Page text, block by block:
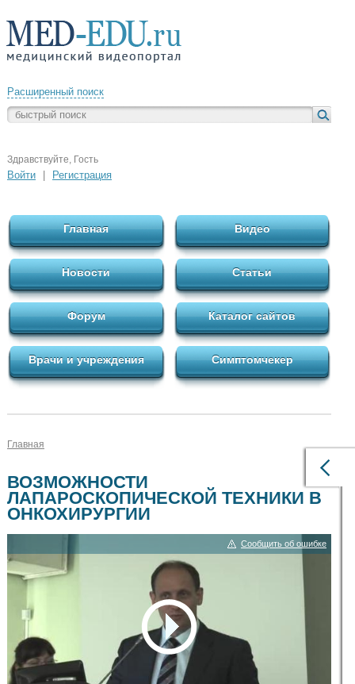
Расширенный поиск
Здравствуйте, Гость
Войти Регистрация
Главная Видео
Новости Статьи
Форум Каталог сайтов
Врачи и учреждения Симптомчекер
Главная
ВОЗМОЖНОСТИ
ЛАПАРОСКОПИЧЕСКОЙ ТЕХНИКИ В
ОНКОХИРУРГИИ
Сообщить об ошибке